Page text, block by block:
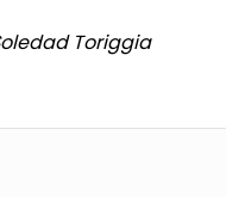
Toriggia